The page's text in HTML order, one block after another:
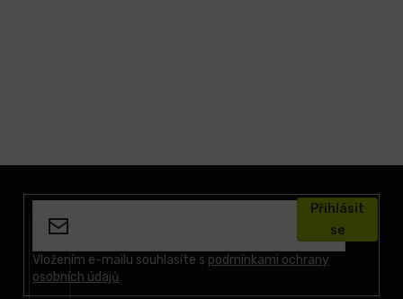
Vložením e-mailu souhlasíte s podmínkami ochrany
osobních údajů
Přihlásit
se